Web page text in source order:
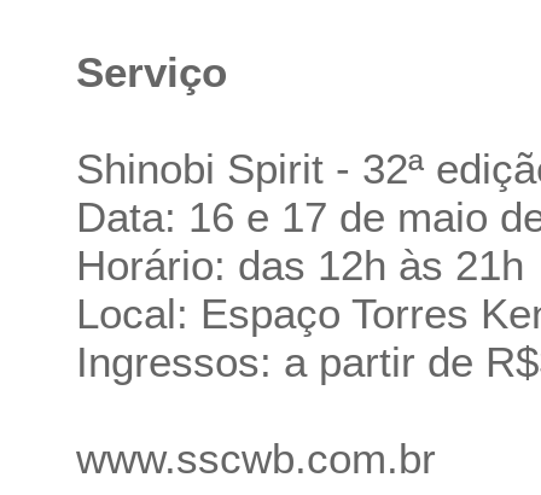
Serviço
Shinobi Spirit - 32ª
Data: 16 e 17 de maio
Horário: das 12h às 21h
Local: Espaço Torres
Ingressos: a partir de
www.sscwb.com.br